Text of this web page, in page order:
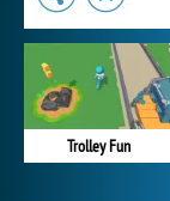
Trolley Fun